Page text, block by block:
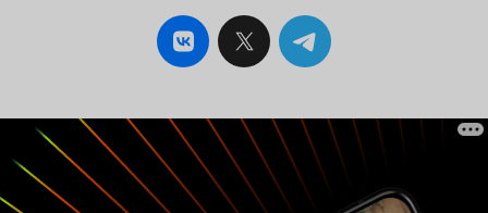
эта работа - одна из лучших ролей Марка, не
самая лучшая, но одна из лучших,
неудивительно почему Марк всегда с большим